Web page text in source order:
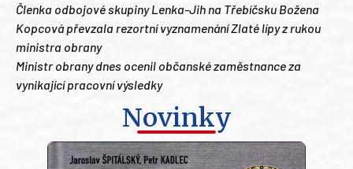
Členka odbojové skupiny Lenka-Jih na Třebíčsku Božena
Kopcová převzala rezortní vyznamenání Zlaté lípy z rukou
ministra obrany
Ministr obrany dnes ocenil občanské zaměstnance za
vynikající pracovní výsledky
Novinky